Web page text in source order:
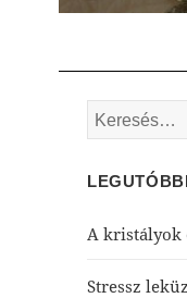
Keresés:
A kristályok
Stressz